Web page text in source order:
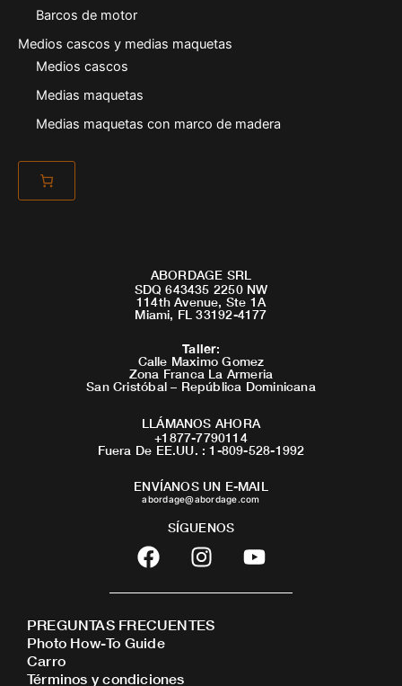
Barcos de motor
Medios cascos y medias maquetas
Medios cascos
Medias maquetas
Medias maquetas con marco de madera
ABORDAGE SRL
SDQ 643435 2250 NW
114th Avenue, Ste 1A
Miami, FL 33192-4177
Taller:
Calle Maximo Gomez
Zona Franca La Armeria
San Cristóbal – República Dominicana
LLÁMANOS AHORA
+1877-7790114
Fuera De EE.UU. : 1-809-528-1992
ENVÍANOS UN E-MAIL
abordage@abordage.com
SÍGUENOS
F
a
c
b
o
o
I
n
s
a
Y
o
u
PREGUNTAS FRECUENTES
Photo How-To Guide
Carro
Términos y condiciones